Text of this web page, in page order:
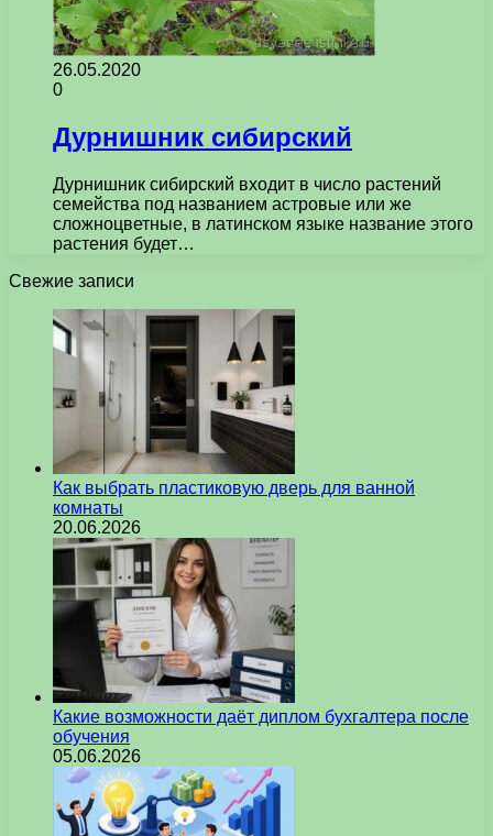
26.05.2020
0
Дурнишник сибирский
Дурнишник сибирский входит в число растений
семейства под названием астровые или же
сложноцветные, в латинском языке название этого
растения будет…
Свежие записи
Как выбрать пластиковую дверь для ванной
комнаты
20.06.2026
Какие возможности даёт диплом бухгалтера после
обучения
05.06.2026